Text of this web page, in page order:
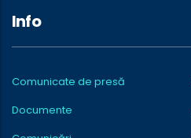
Info
Comunicate de presă
Documente